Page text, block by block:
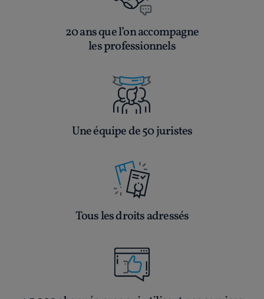
20 ans que l’on accompagne
les professionnels
Une équipe de 50 juristes
Tous les droits adressés